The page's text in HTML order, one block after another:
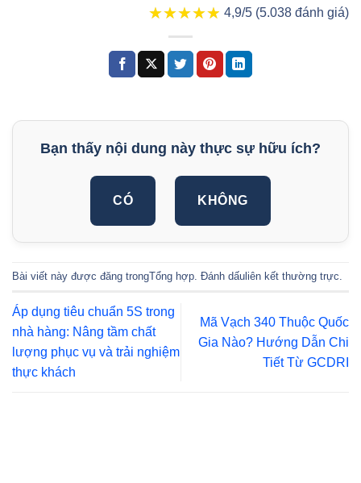
★★★★★
★★★★★ 4,9/5 (5.038 đánh giá)
Bạn thấy nội dung này thực sự hữu ích?
CÓ KHÔNG
Bài viết này được đăng trongTổng hợp . Đánh dấuliên kết thường trực
Áp dụng tiêu chuẩn 5S trong
nhà hàng: Nâng tầm chất
lượng phục vụ và trải nghiệm
thực khách
Mã Vạch 340 Thuộc Quốc
Gia Nào? Hướng Dẫn Chi
Tiết Từ GCDRI